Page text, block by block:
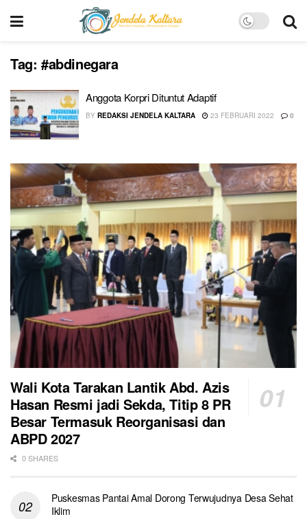
Tag: #abdinegara
Anggota Korpri Dituntut Adaptif
BY REDAKSI JENDELA KALTARA 23 FEBRUARI 2022 0
Wali Kota Tarakan Lantik Abd. Azis
Hasan Resmi jadi Sekda, Titip 8 PR
Besar Termasuk Reorganisasi dan
ABPD 2027
0 SHARES
Puskesmas Pantai Amal Dorong Terwujudnya Desa Sehat
Iklim